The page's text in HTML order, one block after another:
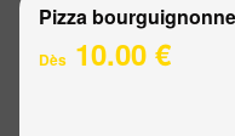
Pizza bourguignonne
Dès 10.00 €